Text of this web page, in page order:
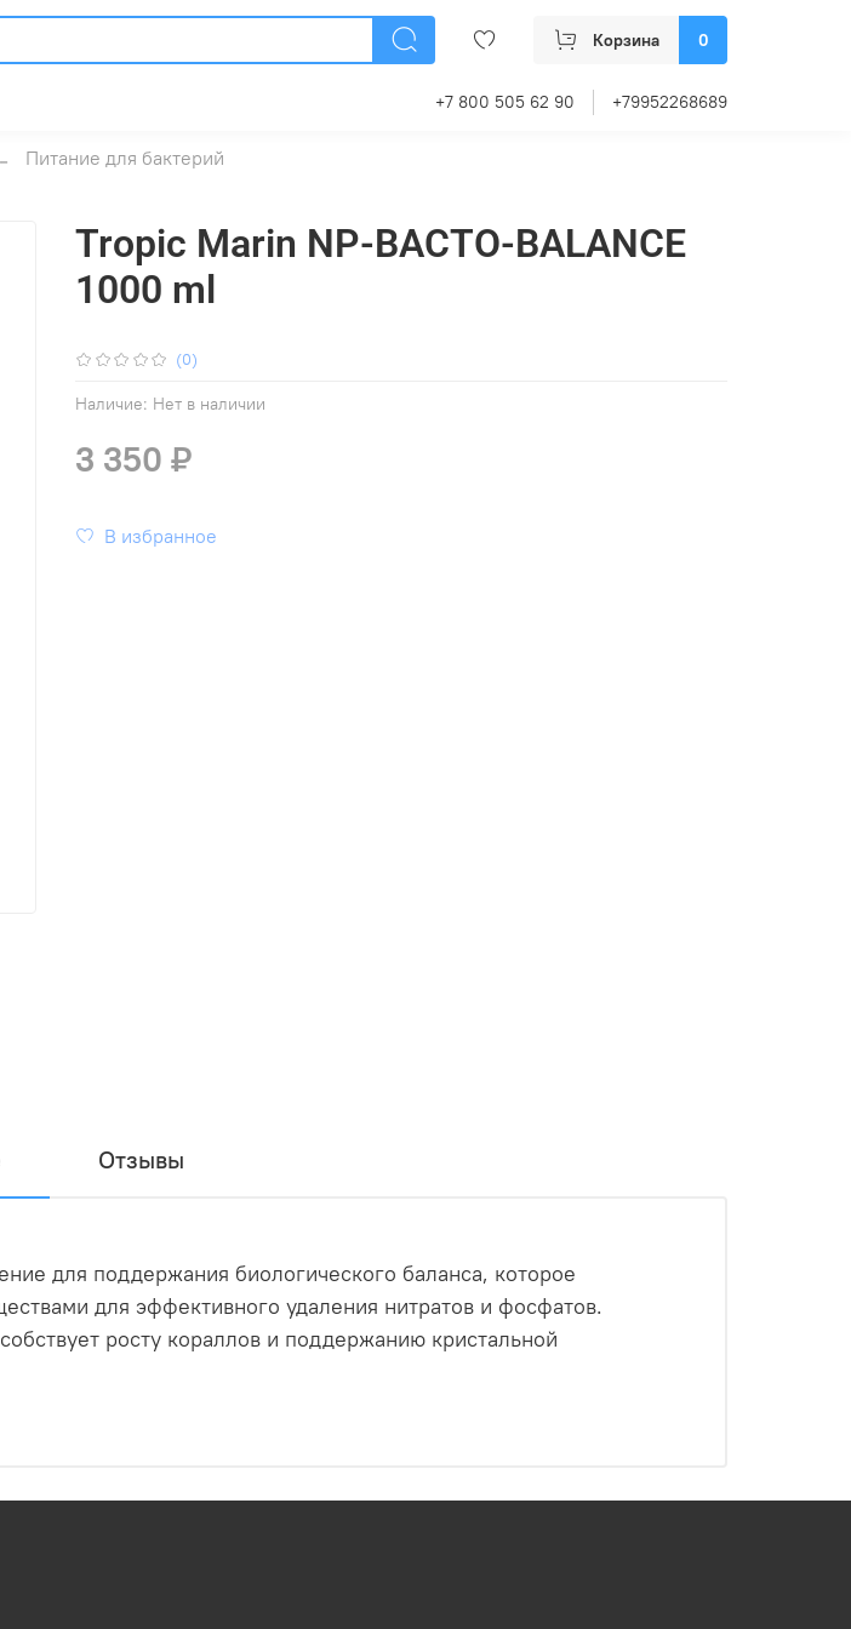
Корзина 0
+7 800 505 62 90 +79952268689
Питание для бактерий
(0)
Наличие: Нет в наличии
Tropic Marin NP-BACTO-BALANCE
1000 ml
3 350 ₽
В избранное
Отзывы
для поддержания биологического баланса, которое
для эффективного удаления нитратов и фосфатов.
росту кораллов и поддержанию кристальной